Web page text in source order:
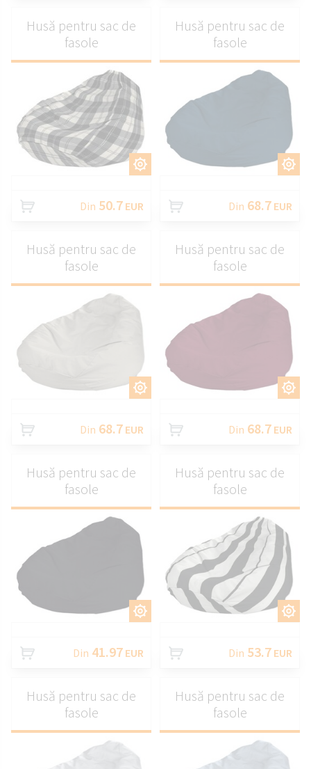
PERSONALIZAȚI
Husă pentru sac de
fasole
Din 50.7 EUR
PERSONALIZAȚI
Husă pentru sac de
fasole
Din 68.7 EUR
PERSONALIZAȚI
Husă pentru sac de
fasole
Din 68.7 EUR
PERSONALIZAȚI
Husă pentru sac de
fasole
Din 68.7 EUR
PERSONALIZAȚI
Husă pentru sac de
fasole
Din 41.97 EUR
PERSONALIZAȚI
Husă pentru sac de
fasole
Din 53.7 EUR
Husă pentru sac de
fasole
Husă pentru sac de
fasole